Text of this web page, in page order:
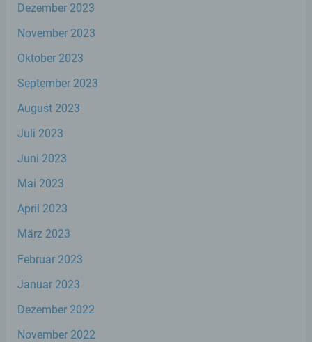
Dezember 2023
November 2023
Oktober 2023
September 2023
August 2023
Juli 2023
Juni 2023
Mai 2023
April 2023
März 2023
Februar 2023
Januar 2023
Dezember 2022
November 2022
das Recht der Mitgliedstaaten vorgegeben,
beziehungsweise können die bestimmten
Kriterien seiner Benennung nach dem
Unionsrecht oder dem Recht der
Mitgliedstaaten vorgesehen werden.
Auftragsverarbeiter ist eine natürliche oder
verarbeitet.
i) Empfänger
Empfänger ist eine natürliche oder
juristische Person, Behörde, Einrichtung
oder andere Stelle, der personenbezogene
Daten offengelegt werden, unabhängig